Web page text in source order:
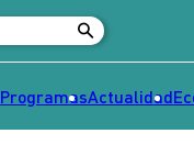
ProgramasActualidad